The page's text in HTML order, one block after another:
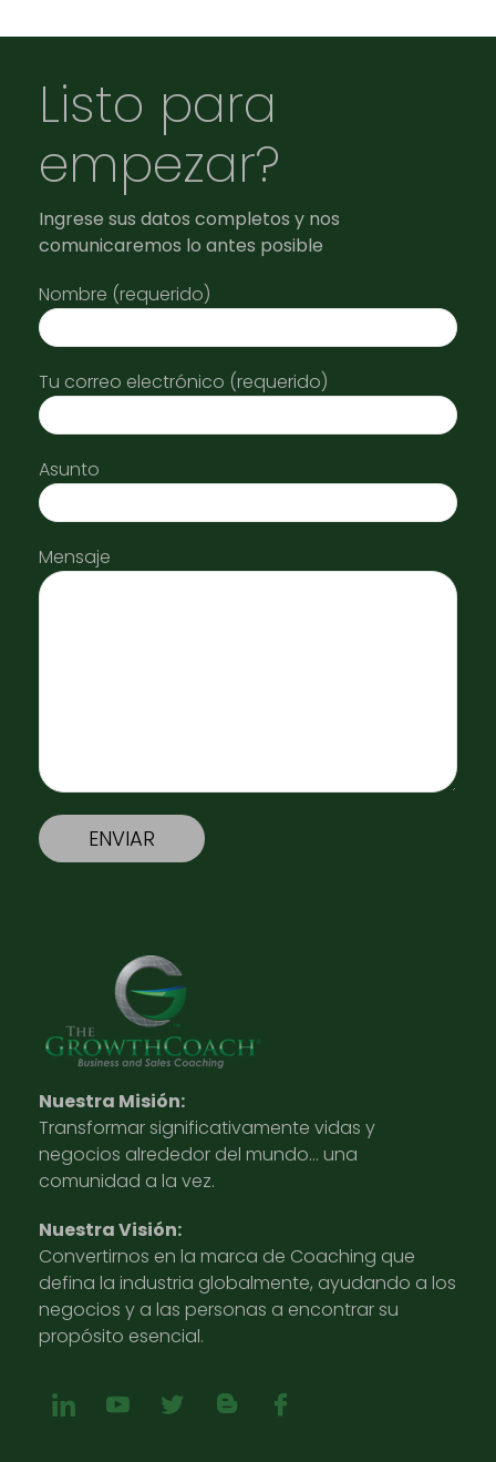
Listo para
empezar?
Ingrese sus datos completos y nos
comunicaremos lo antes posible
Nombre (requerido)
Tu correo electrónico (requerido)
Asunto
Mensaje
Nuestra Misión:
Transformar significativamente vidas y
negocios alrededor del mundo… una
comunidad a la vez.
Nuestra Visión:
Convertirnos en la marca de Coaching que
defina la industria globalmente, ayudando a los
negocios y a las personas a encontrar su
propósito esencial.